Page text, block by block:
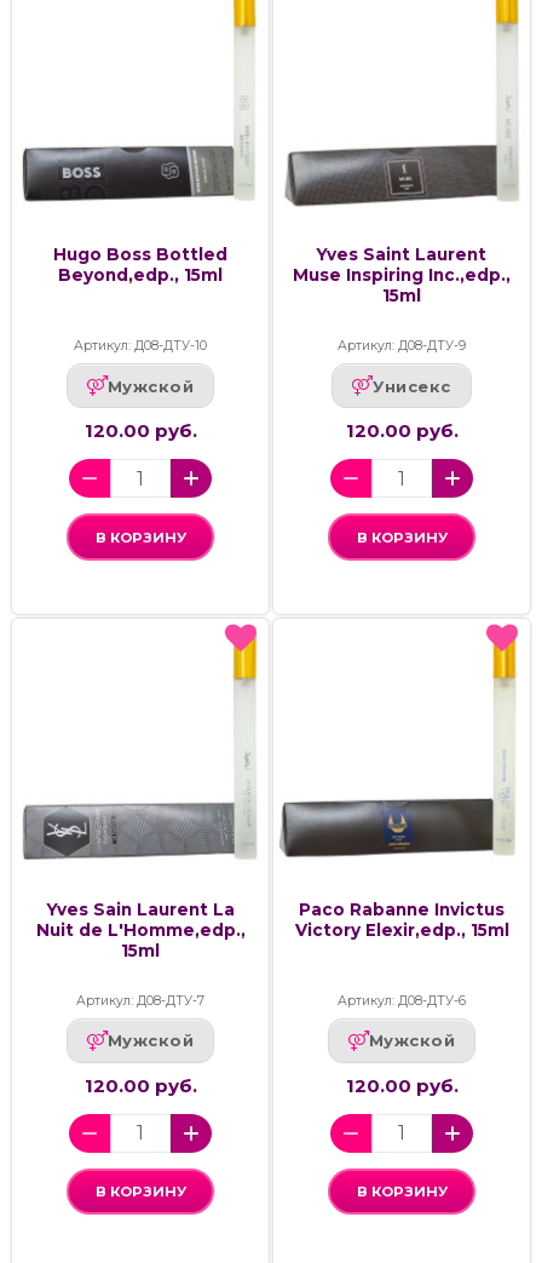
Hugo Boss Bottled
Beyond,edp., 15ml
Артикул: Д08-ДТУ-10
Мужской
120.00 руб.
В КОРЗИНУ
Yves Saint Laurent
Muse Inspiring Inc.,edp.,
15ml
Артикул: Д08-ДТУ-9
Унисекс
120.00 руб.
В КОРЗИНУ
Yves Sain Laurent La
Nuit de L'Homme,edp.,
15ml
Артикул: Д08-ДТУ-7
Мужской
120.00 руб.
В КОРЗИНУ
Paco Rabanne Invictus
Victory Elexir,edp., 15ml
Артикул: Д08-ДТУ-6
Мужской
120.00 руб.
В КОРЗИНУ